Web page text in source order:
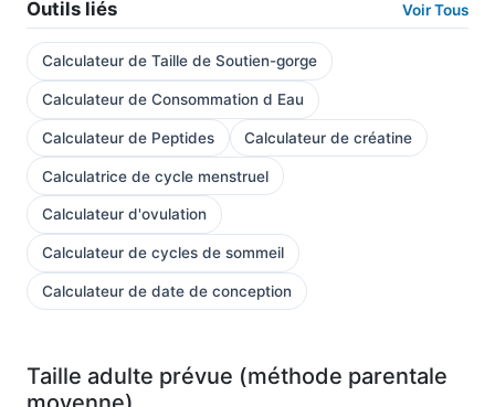
Outils liés Voir Tous
Calculateur de Taille de Soutien-gorge
Calculateur de Consommation d Eau
Calculateur de Peptides Calculateur de créatine
Calculatrice de cycle menstruel
Calculateur d'ovulation
Calculateur de cycles de sommeil
Calculateur de date de conception
Taille adulte prévue (méthode parentale